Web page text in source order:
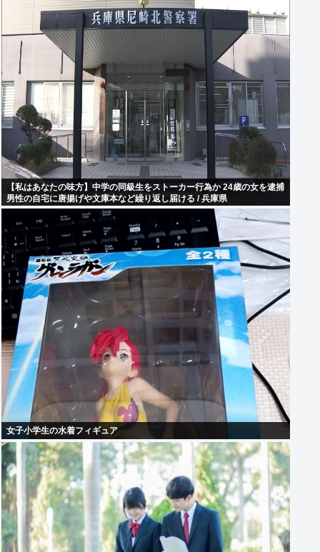
【私はあなたの味方】中学の同級生をストーカー行為か 24歳の女を逮捕
男性の自宅に唐揚げや文庫本など繰り返し届ける / 兵庫県
女子小学生の水着フィギュア